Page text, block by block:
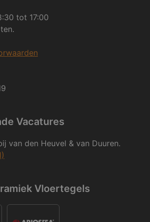
tot 17:00
Vacatures
van den Heuvel & van Duuren.
Vloertegels